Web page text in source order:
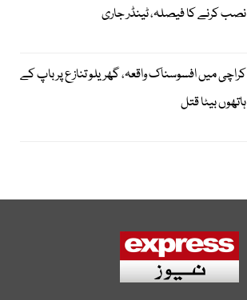
نصب کرنے کا فیصلہ، ٹینڈر جاری
کراچی میں افسوسناک واقعہ، گھریلو تنازع پر باپ کے
ہاتھوں بیٹا قتل